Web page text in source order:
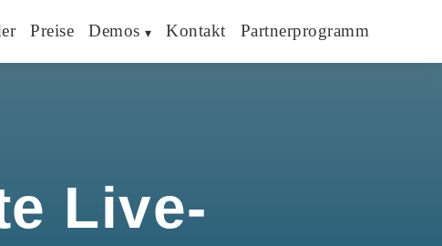
Preise Demos Kontakt Partnerprogramm
Live-